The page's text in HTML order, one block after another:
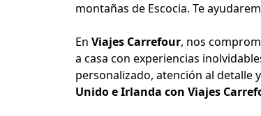
montañas de Escocia. Te
En Viajes Carrefour, nos
a casa con experiencias
personalizado, atención al detalle
Unido e Irlanda con Viajes